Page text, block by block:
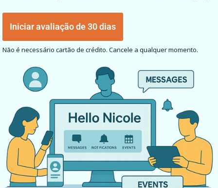
Iniciar avaliação de 30 dias
Não é necessário cartão de crédito. Cancele a qualquer momento.